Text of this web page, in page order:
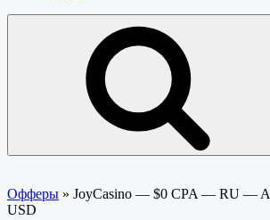
Офферы » JoyCasino — $0 CPA — RU —
USD